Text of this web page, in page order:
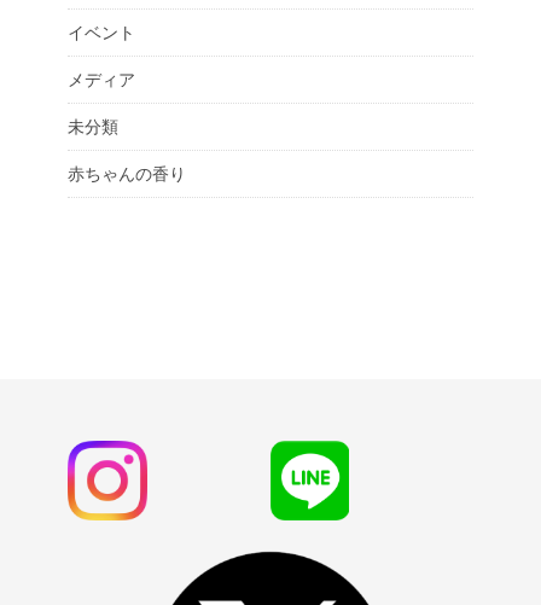
イベント
メディア
未分類
赤ちゃんの香り